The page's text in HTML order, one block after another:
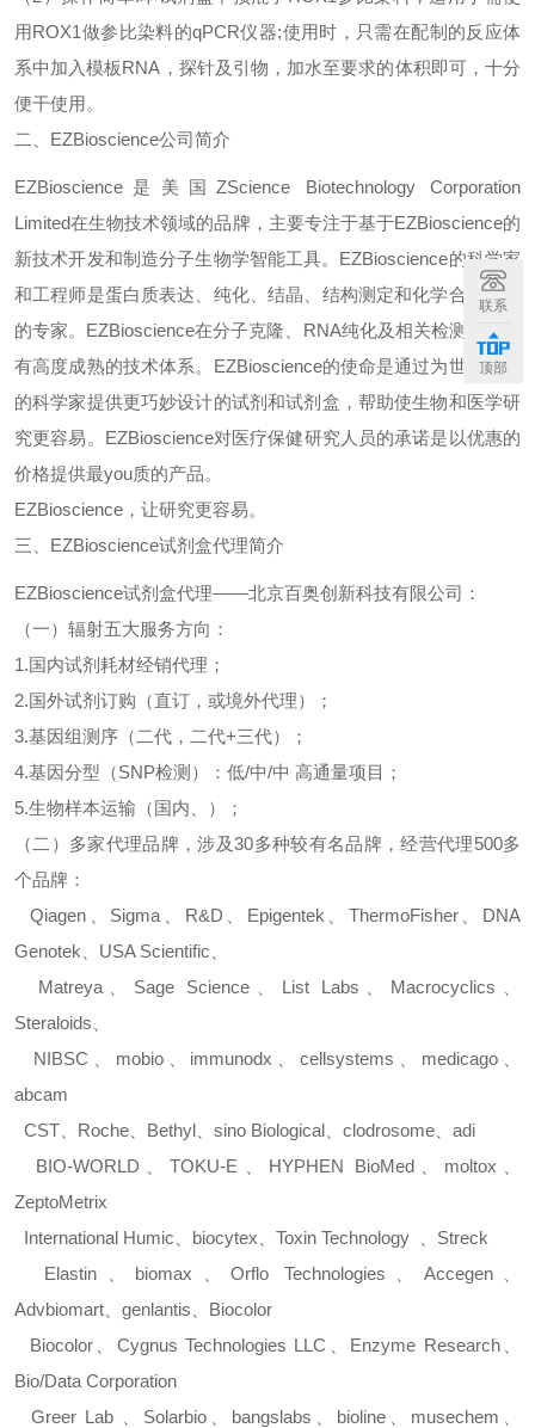
用ROX1做参比染料的qPCR仪器;使用时，只需在配制的反应体
系中加入模板RNA ，探针及引物，加水至要求的体积即可，十分
便干使用。
二、 EZBioscience公司简介
EZBioscience 是美国ZScience Biotechnology Corporation
Limited在生物技术领域的品牌，主要专注于基于EZBioscience的
新技术开发和制造分子生物学智能工具。 EZBioscience的科学家
和工程师是蛋白质表达、纯化、结晶、结构测定和化学合成方面
的专家。 EZBioscience在分子克隆、 RNA纯化及相关检测领域也
有高度成熟的技术体系。 EZBioscience的使命是通过为世界各地
的科学家提供更巧妙设计的试剂和试剂盒，帮助使生物和医学研
究更容易。 EZBioscience对医疗保健研究人员的承诺是以优惠的
价格提供最you质的产品。
EZBioscience ，让研究更容易。
三、 EZBioscience试剂盒代理简介
EZBioscience试剂盒代理——北京百奥创新科技有限公司：
（一）辐射五大服务方向：
1.国内试剂耗材经销代理；
2.国外试剂订购（直订，或境外代理）；
3.基因组测序（二代，二代+三代）；
4.基因分型（SNP检测）：低/中/中 高通量项目；
5.生物样本运输（国内、）；
（二）多家代理品牌，涉及30多种较有名品牌，经营代理500多
个品牌：
Qiagen
Sigma R&D Epigentek ThermoFisher、 DNA
Genotek
USA Scientific
Matreya、 Sage Science List Labs Macrocyclics
Steraloids
NIBSC
mobio、 immunodx 、cellsystems medicago
abcam
CST
Roche Bethyl sino Biological clodrosome
adi
BIO-WORLD 、TOKU-E HYPHEN BioMed、 moltox
ZeptoMetrix
International Humic
biocytex Toxin Technology
Streck
Elastin
biomax Orflo Technologies Accegen、
Advbiomart
genlantis
Biocolor
Biocolor、 Cygnus Technologies LLC Enzyme Research、
Bio/Data Corporation
Greer Lab
Solarbio bangslabs bioline musechem
联系
顶部